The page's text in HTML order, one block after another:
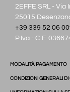
2EFFE SRL - Via
25015
+39 339 52 06
P.Iva - C.F.
MODALITÀ PAGAMENTO
CONDIZIONI GENERALI